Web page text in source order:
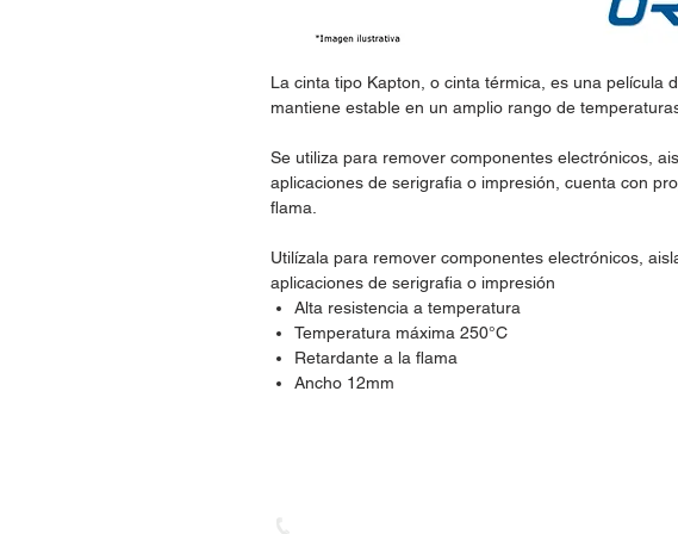
La cinta tipo Kapton, o cinta térmica, es una película
mantiene estable en un amplio rango de
Se utiliza para remover componentes electrónicos,
aplicaciones de serigrafia o impresión, cuenta con
flama.
Utilízala para remover componentes electrónicos,
aplicaciones de serigrafia o impresión
Alta resistencia a temperatura
Temperatura máxima 250°C
Retardante a la flama
Ancho 12mm